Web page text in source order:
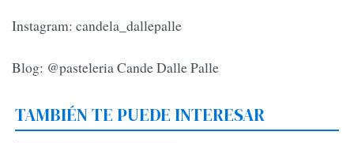
Instagram: candela_dallepalle
Blog: @pasteleria Cande Dalle Palle
TAMBIÉN TE PUEDE INTERESAR